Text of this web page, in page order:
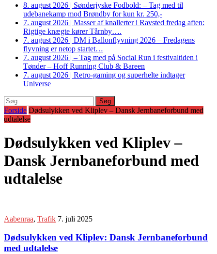
8. august 2026 | Sønderjyske Fodbold: – Tag med til
udebanekamp mod Brøndby for kun kr. 250,-
7. august 2026 | Masser af knallerter i Ravsted fredag aften:
Rigtige knægte kører Tårnby….
7. august 2026 | DM i Ballonflyvning 2026 – Fredagens
flyvning er netop startet…
7. august 2026 | – Tag med på Social Run i festivaltiden i
Tønder – Hoff Running Club & Bareen
7. august 2026 | Retro-gaming og superhelte indtager
Universe
Søg
efter:
Forside Dødsulykken ved Kliplev – Dansk Jernbaneforbund med
udtalelse
Dødsulykken ved Kliplev –
Dansk Jernbaneforbund med
udtalelse
Aabenraa, Trafik 7. juli 2025
Dødsulykken ved Kliplev: Dansk Jernbaneforbund
med udtalelse